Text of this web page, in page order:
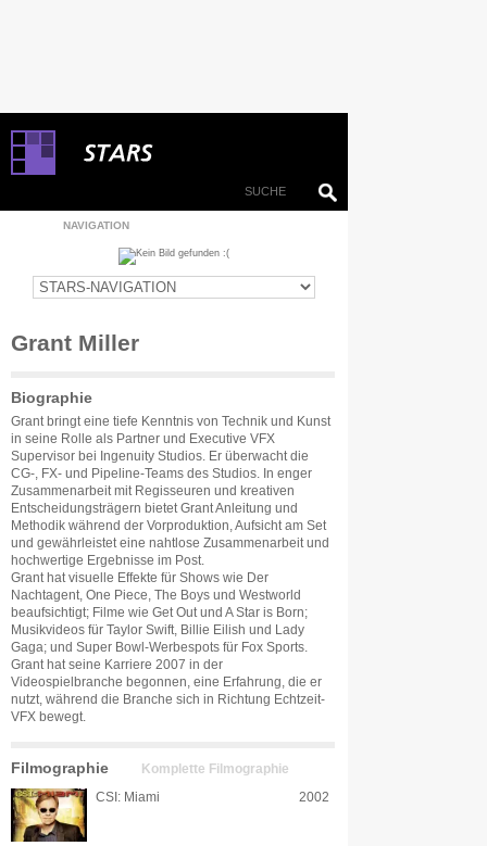
NAVIGATION
Grant Miller
Biographie
Grant bringt eine tiefe Kenntnis von Technik und Kunst
in seine Rolle als Partner und Executive VFX
Supervisor bei Ingenuity Studios. Er überwacht die
CG-, FX- und Pipeline-Teams des Studios. In enger
Zusammenarbeit mit Regisseuren und kreativen
Entscheidungsträgern bietet Grant Anleitung und
Methodik während der Vorproduktion, Aufsicht am Set
und gewährleistet eine nahtlose Zusammenarbeit und
hochwertige Ergebnisse im Post.
Grant hat visuelle Effekte für Shows wie Der
Nachtagent, One Piece, The Boys und Westworld
beaufsichtigt; Filme wie Get Out und A Star is Born;
Musikvideos für Taylor Swift, Billie Eilish und Lady
Gaga; und Super Bowl-Werbespots für Fox Sports.
Grant hat seine Karriere 2007 in der
Videospielbranche begonnen, eine Erfahrung, die er
nutzt, während die Branche sich in Richtung Echtzeit-
VFX bewegt.
Filmographie Komplette Filmographie
CSI: Miami 2002